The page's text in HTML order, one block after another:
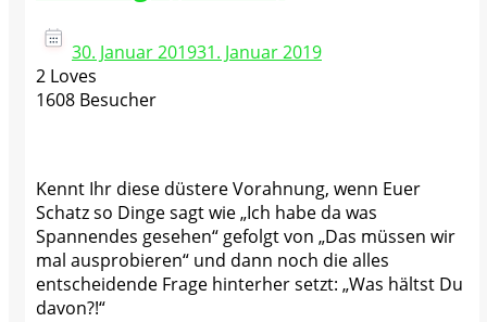
30. Januar 201931. Januar 2019
2 Loves
1608 Besucher
Kennt Ihr diese düstere Vorahnung, wenn Euer
Schatz so Dinge sagt wie „Ich habe da was
Spannendes gesehen“ gefolgt von „Das müssen wir
mal ausprobieren“ und dann noch die alles
entscheidende Frage hinterher setzt: „Was hältst Du
davon?!“